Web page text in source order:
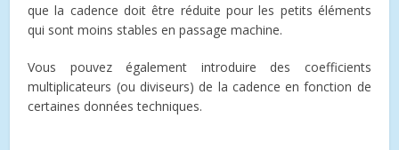
que la cadence doit être réduite pour les petits éléments
qui sont moins stables en passage machine.
Vous pouvez également introduire des coefficients
multiplicateurs (ou diviseurs) de la cadence en fonction de
certaines données techniques.